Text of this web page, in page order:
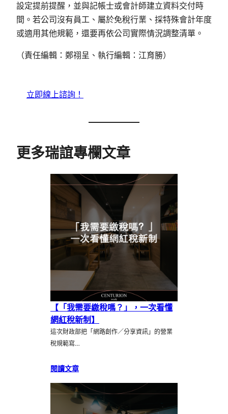
設定提前提醒，並與記帳士或會計師建立資料交付時
間。若公司沒有員工、屬於免稅行業、採特殊會計年度
或適用其他規範，還要再依公司實際情況調整清單。
（責任編輯：鄭祤呈、執行編輯：江育勝）
立即線上諮詢！
更多瑞誼專欄文章
【「我需要繳稅嗎？」，一次看懂
網紅稅新制】
這次財政部把「網路創作／分享資訊」的營業
稅規範寫…
閱讀文章